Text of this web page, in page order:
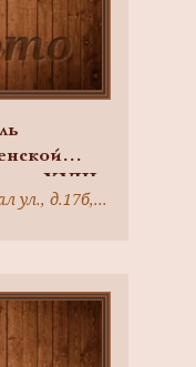
XVIII-
Москва, Преображенский Вал ул., д.17б, стр.5